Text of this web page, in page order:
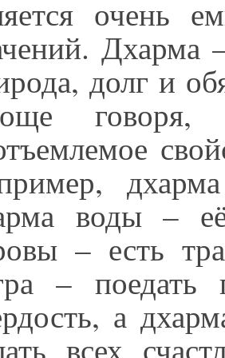
очень
Дхарма
долг и
воды –
– есть
–
а
всех